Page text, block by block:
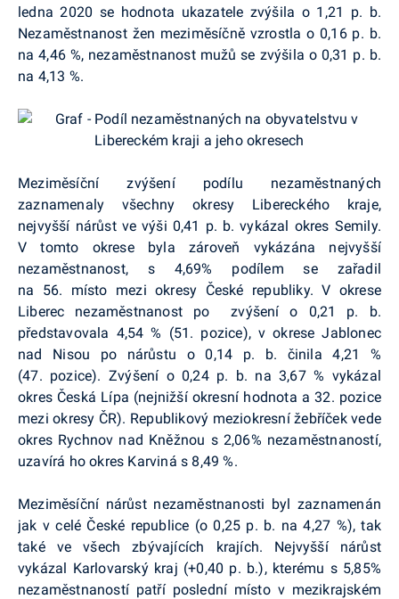
ledna 2020 se hodnota ukazatele zvýšila o 1,21 p. b.
Nezaměstnanost žen meziměsíčně vzrostla o 0,16 p. b.
na 4,46 %, nezaměstnanost mužů se zvýšila o 0,31 p. b.
na 4,13 %.
Meziměsíční zvýšení podílu nezaměstnaných
zaznamenaly všechny okresy Libereckého kraje,
nejvyšší nárůst ve výši 0,41 p. b. vykázal okres Semily.
V tomto okrese byla zároveň vykázána nejvyšší
nezaměstnanost, s 4,69% podílem se zařadil
na 56. místo mezi okresy České republiky. V okrese
Liberec nezaměstnanost po zvýšení o 0,21 p. b.
představovala 4,54 % (51. pozice), v okrese Jablonec
nad Nisou po nárůstu o 0,14 p. b. činila 4,21 %
(47. pozice). Zvýšení o 0,24 p. b. na 3,67 % vykázal
okres Česká Lípa (nejnižší okresní hodnota a 32. pozice
mezi okresy ČR). Republikový meziokresní žebříček vede
okres Rychnov nad Kněžnou s 2,06% nezaměstnaností,
uzavírá ho okres Karviná s 8,49 %.
Meziměsíční nárůst nezaměstnanosti byl zaznamenán
jak v celé České republice (o 0,25 p. b. na 4,27 %), tak
také ve všech zbývajících krajích. Nejvyšší nárůst
vykázal Karlovarský kraj (+0,40 p. b.), kterému s 5,85%
nezaměstnaností patří poslední místo v mezikrajském